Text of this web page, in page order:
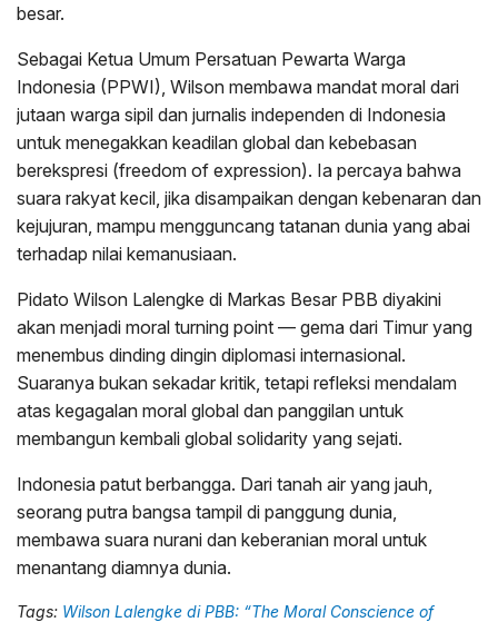
besar.
Sebagai Ketua Umum Persatuan Pewarta Warga
Indonesia (PPWI), Wilson membawa mandat moral dari
jutaan warga sipil dan jurnalis independen di Indonesia
untuk menegakkan keadilan global dan kebebasan
berekspresi (freedom of expression). Ia percaya bahwa
suara rakyat kecil, jika disampaikan dengan kebenaran dan
kejujuran, mampu mengguncang tatanan dunia yang abai
terhadap nilai kemanusiaan.
Pidato Wilson Lalengke di Markas Besar PBB diyakini
akan menjadi moral turning point — gema dari Timur yang
menembus dinding dingin diplomasi internasional.
Suaranya bukan sekadar kritik, tetapi refleksi mendalam
atas kegagalan moral global dan panggilan untuk
membangun kembali global solidarity yang sejati.
Indonesia patut berbangga. Dari tanah air yang jauh,
seorang putra bangsa tampil di panggung dunia,
membawa suara nurani dan keberanian moral untuk
menantang diamnya dunia.
Tags: Wilson Lalengke di PBB: “The Moral Conscience of